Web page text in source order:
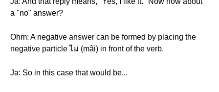
a "no" answer?
Ohm: A negative answer can be formed by placing the
negative particle ไม่ (mâi) in front of the verb.
Ja: So in this case that would be...